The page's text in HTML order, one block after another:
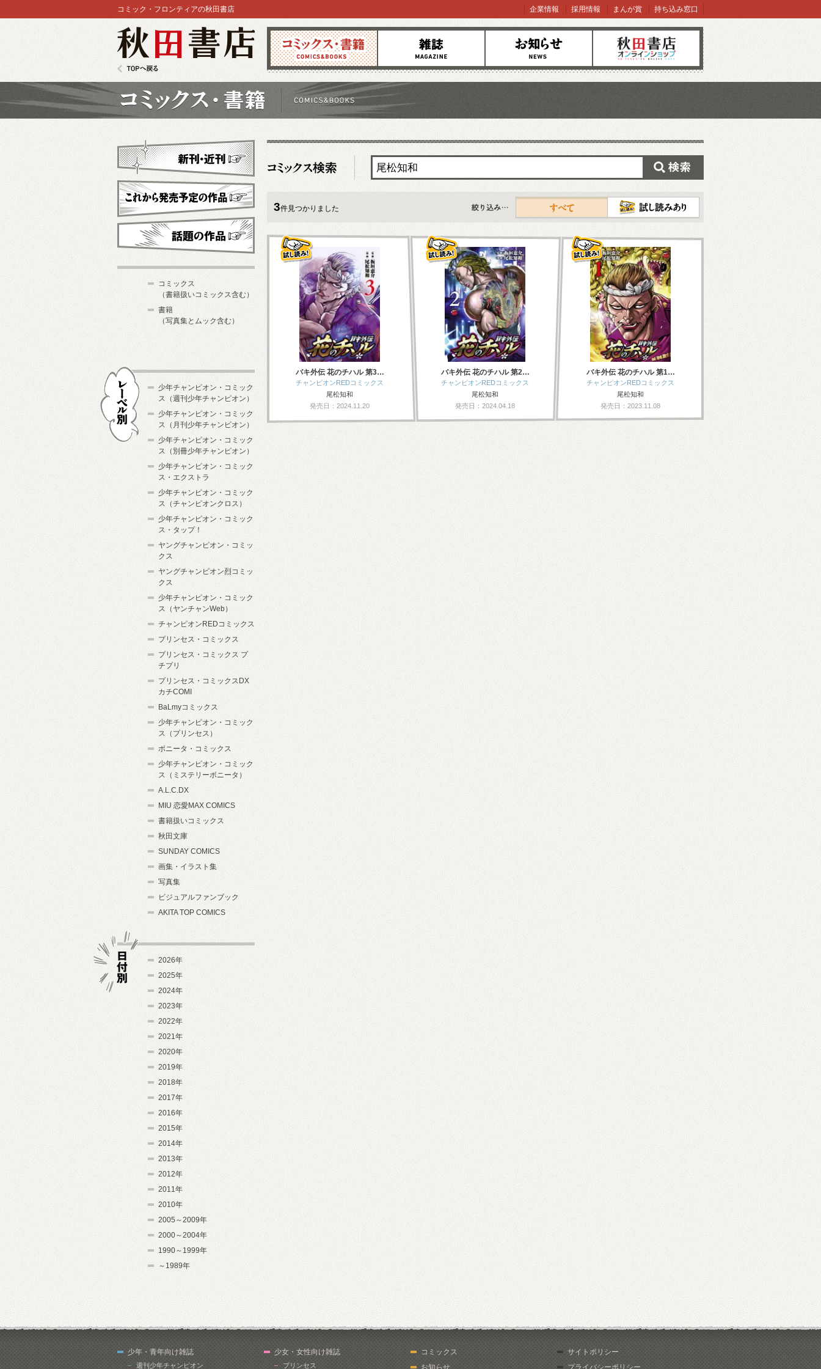
コミックス 雑誌 お知らせ オンラインショップ
コミック・フロンティアの秋田書店 企業情報 採用情報 まんが賞 持ち込み窓口
3件見つかりました
すべて
バキ外伝 花のチハル 第3…
チャンピオンREDコミックス
尾松知和
発売日：2024.11.20
バキ外伝 花のチハル 第2…
チャンピオンREDコミックス
尾松知和
発売日：2024.04.18
バキ外伝 花のチハル 第1…
チャンピオンREDコミックス
尾松知和
発売日：2023.11.08
新刊・近刊
これから発売予定
コミックス
（書籍扱いコミックス含む）
書籍
（写真集とムック含む）
少年チャンピオン・コミック
ス（週刊少年チャンピオン）
少年チャンピオン・コミック
ス（月刊少年チャンピオン）
少年チャンピオン・コミック
ス（別冊少年チャンピオン）
少年チャンピオン・コミック
ス・エクストラ
少年チャンピオン・コミック
ス（チャンピオンクロス）
少年チャンピオン・コミック
ス・タップ！
ヤングチャンピオン・コミッ
クス
ヤングチャンピオン烈コミッ
クス
少年チャンピオン・コミック
ス（ヤンチャンWeb）
チャンピオンREDコミックス
プリンセス・コミックス
プリンセス・コミックス プ
チプリ
プリンセス・コミックスDX
カチCOMI
BaLmyコミックス
少年チャンピオン・コミック
ス（プリンセス）
ボニータ・コミックス
少年チャンピオン・コミック
ス（ミステリーボニータ）
A.L.C.DX
MIU 恋愛MAX COMICS
書籍扱いコミックス
秋田文庫
SUNDAY COMICS
画集・イラスト集
写真集
ビジュアルファンブック
AKITA TOP COMICS
2026年
2025年
2024年
2023年
2022年
2021年
2020年
2019年
2018年
2017年
2016年
2015年
2014年
2013年
2012年
2011年
2010年
2005～2009年
2000～2004年
1990～1999年
～1989年
少年・青年向け雑誌
週刊少年チャンピオン
少女・女性向け雑誌
プリンセス
コミックス
お知らせ
サイトポリシー
プライバシーポリシー